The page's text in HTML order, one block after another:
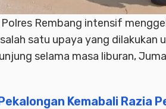
Rembang intensif
satu upaya yang dilakukan
selama masa liburan,
Kemabali Razia